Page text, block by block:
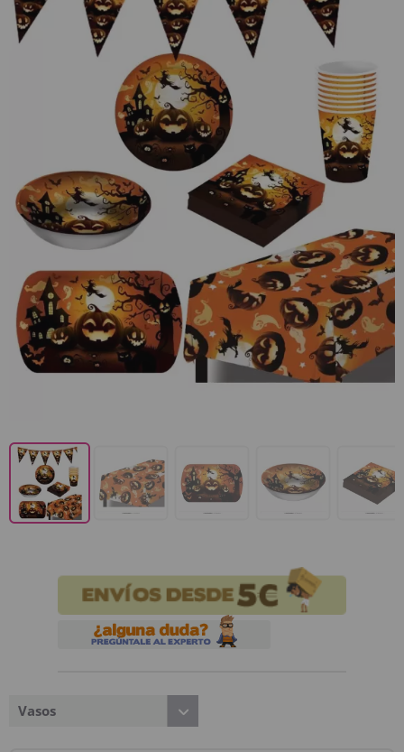
¡Adelante! Te estabamos esperando.
CREAR CUENTA
Vasos